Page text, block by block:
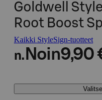
Goldwell
Root Boost
Kaikki StyleSign-tuotteet
n. Noin9,90